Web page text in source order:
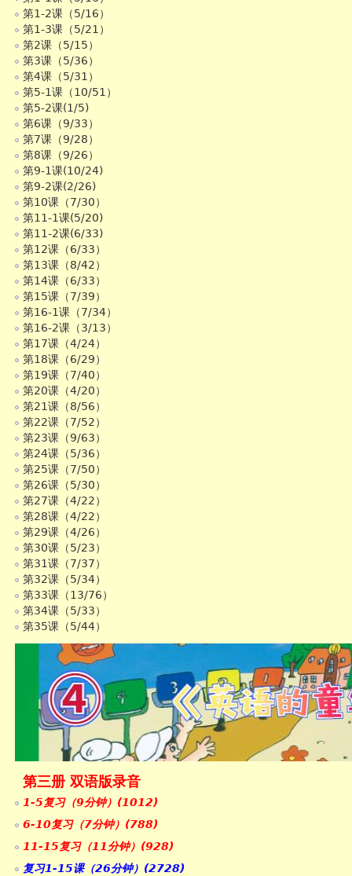
第1-2课（5/16）
第1-3课（5/21）
第2课（5/15）
第3课（5/36）
第4课（5/31）
第5-1课（10/51）
第5-2课(1/5)
第6课（9/33）
第7课（9/28）
第8课（9/26）
第9-1课(10/24)
第9-2课(2/26)
第10课（7/30）
第11-1课(5/20)
第11-2课(6/33)
第12课（6/33）
第13课（8/42）
第14课（6/33）
第15课（7/39）
第16-1课（7/34）
第16-2课（3/13）
第17课（4/24）
第18课（6/29）
第19课（7/40）
第20课（4/20）
第21课（8/56）
第22课（7/52）
第23课（9/63）
第24课（5/36）
第25课（7/50）
第26课（5/30）
第27课（4/22）
第28课（4/22）
第29课（4/26）
第30课（5/23）
第31课（7/37）
第32课（5/34）
第33课（13/76）
第34课（5/33）
第35课（5/44）
第三册 双语版录音
1-5复习（9分钟）(1012)
6-10复习（7分钟）(788)
11-15复习（11分钟）(928)
复习1-15课（26分钟）(2728)